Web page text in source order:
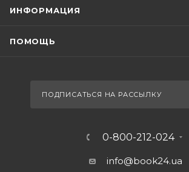
ИНФОРМАЦИЯ
ПОМОЩЬ
ПОДПИСАТЬСЯ НА РАССЫЛКУ
0-800-212-024
info@book24.ua